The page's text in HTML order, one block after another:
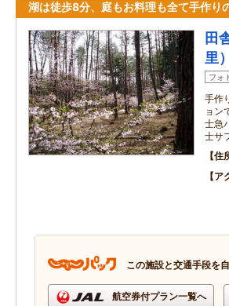
湖は徒歩8分、庭もお料理も全て手作り
田
里）
フォ
手作
ョン
士急
士サ
住
ア
この施設と交通手段を
航空券付プラン一覧へ